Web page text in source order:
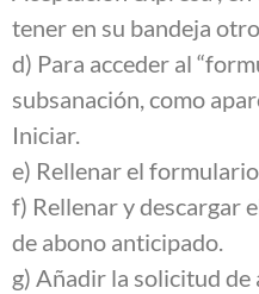
tener en su bandeja
d) Para acceder al
subsanación, como
Iniciar.
e) Rellenar el
f) Rellenar y descargar
de abono anticipado.
g) Añadir la solicitud de